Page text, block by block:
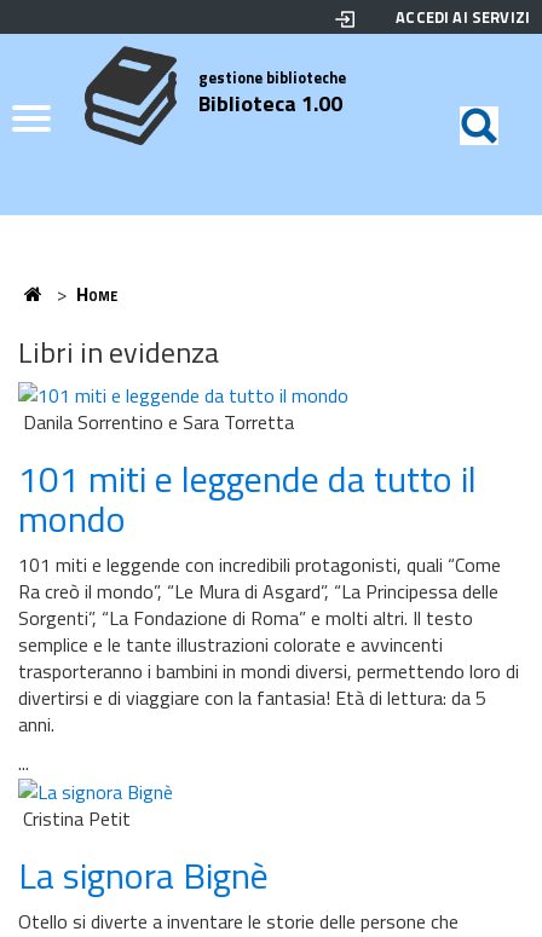
Elenco
Credits
ACCEDI AI SERVIZI
Biblioteca gestione biblioteche
Biblioteca 1.00 di
Home
> Home
Libri in evidenza
Danila Sorrentino e Sara Torretta
101 miti e leggende da tutto il
mondo
101 miti e leggende con incredibili protagonisti, quali “Come
Ra creò il mondo”, “Le Mura di Asgard”, “La Principessa delle
Sorgenti”, “La Fondazione di Roma” e molti altri. Il testo
semplice e le tante illustrazioni colorate e avvincenti
trasporteranno i bambini in mondi diversi, permettendo loro di
divertirsi e di viaggiare con la fantasia! Età di lettura: da 5
anni.
...
Cristina Petit
La signora Bignè
Otello si diverte a inventare le storie delle persone che